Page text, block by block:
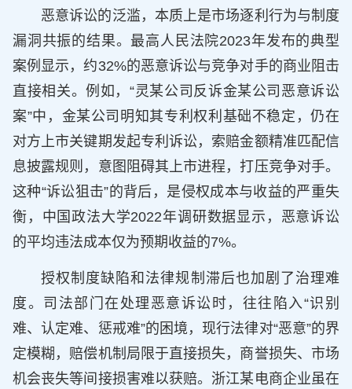
恶意诉讼的泛滥，本质上是市场逐利行为与制度
漏洞共振的结果。最高人民法院2023年发布的典型
案例显示，约32%的恶意诉讼与竞争对手的商业阻击
直接相关。例如，“灵某公司反诉金某公司恶意诉讼
案”中，金某公司明知其专利权利基础不稳定，仍在
对方上市关键期发起专利诉讼，索赔金额精准匹配信
息披露规则，意图阻碍其上市进程，打压竞争对手。
这种“诉讼狙击”的背后，是侵权成本与收益的严重失
衡，中国政法大学2022年调研数据显示，恶意诉讼
的平均违法成本仅为预期收益的7%。
授权制度缺陷和法律规制滞后也加剧了治理难
度。司法部门在处理恶意诉讼时，往往陷入“识别
难、认定难、惩戒难”的困境，现行法律对“恶意”的界
定模糊，赔偿机制局限于直接损失，商誉损失、市场
机会丧失等间接损害难以获赔。浙江某电商企业虽在